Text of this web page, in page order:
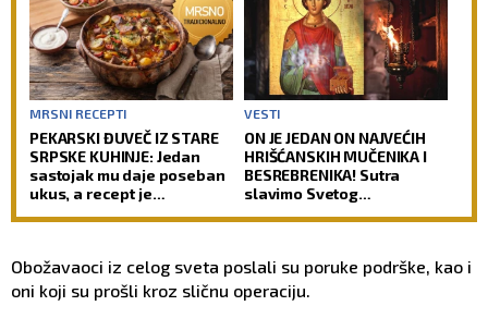
MRSNI RECEPTI
PEKARSKI ĐUVEČ IZ STARE
SRPSKE KUHINJE: Jedan
sastojak mu daje poseban
ukus, a recept je
VESTI
ON JE JEDAN ON NAJVEĆIH
HRIŠĆANSKIH MUČENIKA I
BESREBRENIKA! Sutra
slavimo Svetog
Obožavaoci iz celog sveta poslali su poruke podrške, kao i
oni koji su prošli kroz sličnu operaciju.